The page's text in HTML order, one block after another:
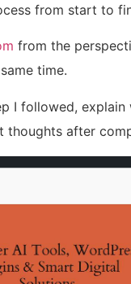
from start to
from the
time.
I followed,
thoughts after